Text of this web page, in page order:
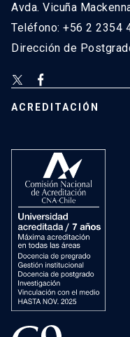
Avda. Vicuña
Teléfono: +56 2 2354
Dirección de
ACREDITACIÓN